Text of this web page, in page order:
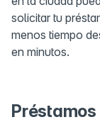
solicitar tu
menos tiempo
en minutos.